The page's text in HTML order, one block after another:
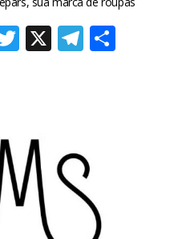
Twitter
X